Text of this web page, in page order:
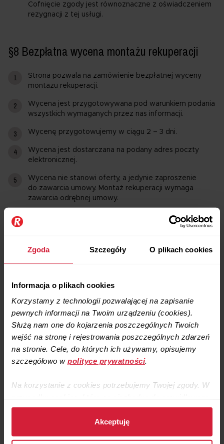
Zgoda Szczegóły O plikach cookies
Informacja o plikach cookies
Korzystamy z technologii pozwalającej na zapisanie
pewnych informacji na Twoim urządzeniu (cookies).
Służą nam one do kojarzenia poszczególnych Twoich
wejść na stronę i rejestrowania poszczególnych zdarzeń
na stronie. Cele, do których ich używamy, opisujemy
szczegółowo w polityce prywatności.
Na korzystanie z cookies potrzebujemy Twojej zgody. W
działania strony, zgodę stanowi samo dalsze korzystanie
Akceptuję
Cofnięcie zgody jest równoznaczne z oświadczeniem
rezygnacji z tej usługi.
§8 Bezpłatna wycena montażu rekuperacji
Strona pozwala na zamówienie bezpłatnej wyceny
montażu rekuperacji.
Wycena jest przygotowywana pod warunkiem podania
wszystkich wymaganych przez nas informacji.
Wycenę przygotowujemy w ciągu 2 – 3 dni.
Wycena jest dostarczana na podany adres poczty
elektronicznej.
Wycena nie stanowi oferty, a jedynie zaproszenie
do zawarcia umowy. Montaż rekuperacji wymaga
zawarcia odrębnej umowy.
Wycena ma charakter kosztorysowy i może ulec
zmianie w przypadku późniejszego ustalenia
Korzystanie z usługi wymaga udzielenia i utrzymania
zgody na przesyłanie informacji handlowych, które
Cofnięcie zgody jest równoznaczne z oświadczeniem
§9 Zamówienie serwisu, w tym serwisu
gwarancyjnego
właściwej usługi serwisu.
Warunki świadczenia usługi serwisu reguluje odrębny
regulamin usług serwisowych.
Korzystanie z usługi wymaga udzielenia i utrzymania